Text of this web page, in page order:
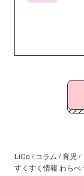
LiCo / コラム /育児 /
すくすく情報 わらべ